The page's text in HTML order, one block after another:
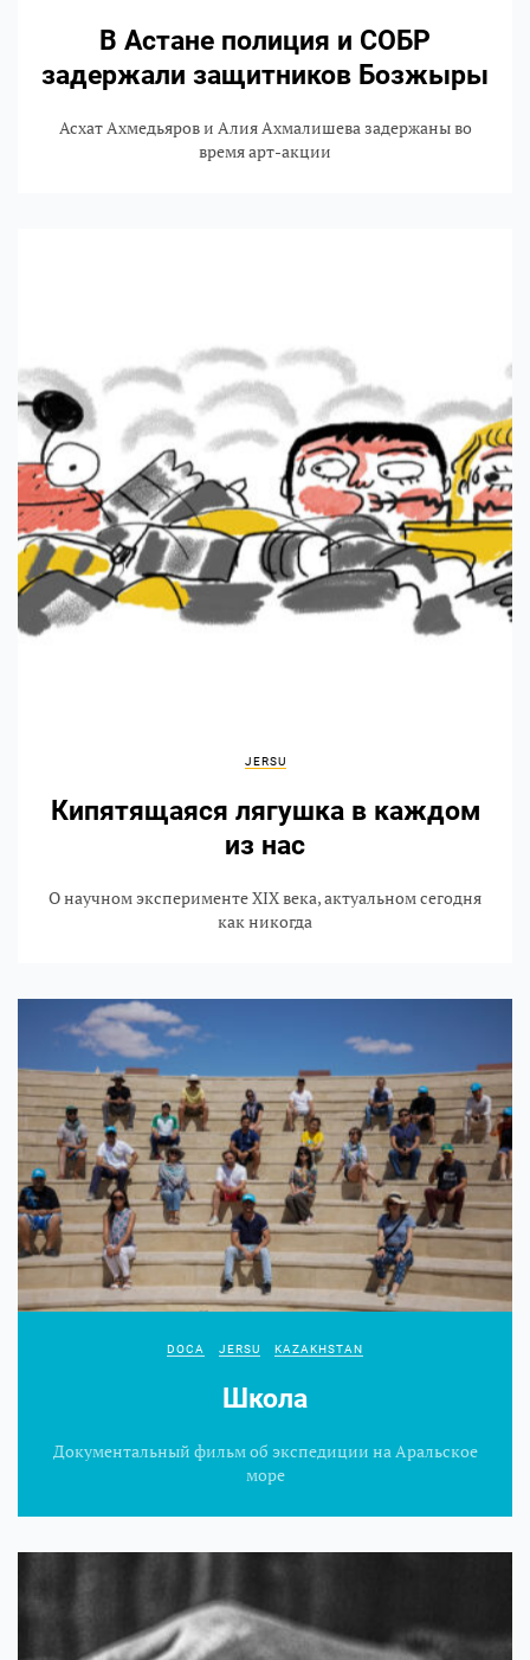
В Астане полиция и СОБР
задержали защитников Бозжыры
Асхат Ахмедьяров и Алия Ахмалишева задержаны во
время арт-акции
JERSU
Кипятящаяся лягушка в каждом
из нас
О научном эксперименте XIX века, актуальном сегодня
как никогда
DOCA JERSU KAZAKHSTAN
Школа
Документальный фильм об экспедиции на Аральское
море